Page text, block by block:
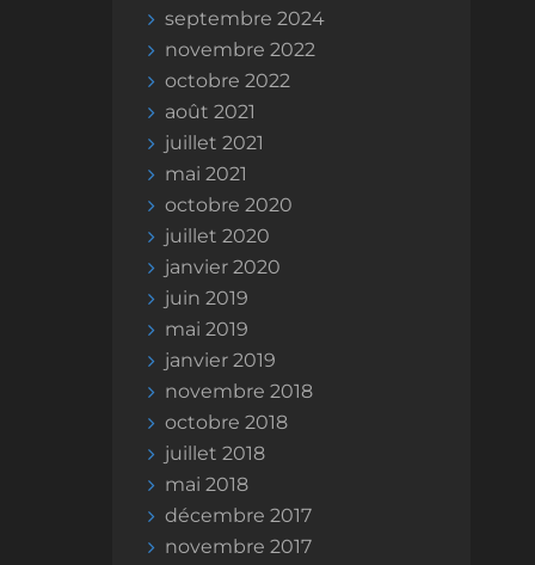
septembre 2024
novembre 2022
octobre 2022
août 2021
juillet 2021
mai 2021
octobre 2020
juillet 2020
janvier 2020
juin 2019
mai 2019
janvier 2019
novembre 2018
octobre 2018
juillet 2018
mai 2018
décembre 2017
novembre 2017